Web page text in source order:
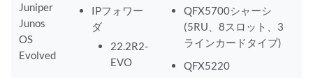
Juniper
Junos
OS
Evolved
IPフォワー
ダ
22.2R2-
EVO
QFX5700シャーシ
(5RU、8スロット、3
ラインカードタイプ)
QFX5220